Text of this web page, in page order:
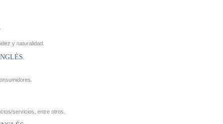
y naturalidad.
servicios, entre otros.